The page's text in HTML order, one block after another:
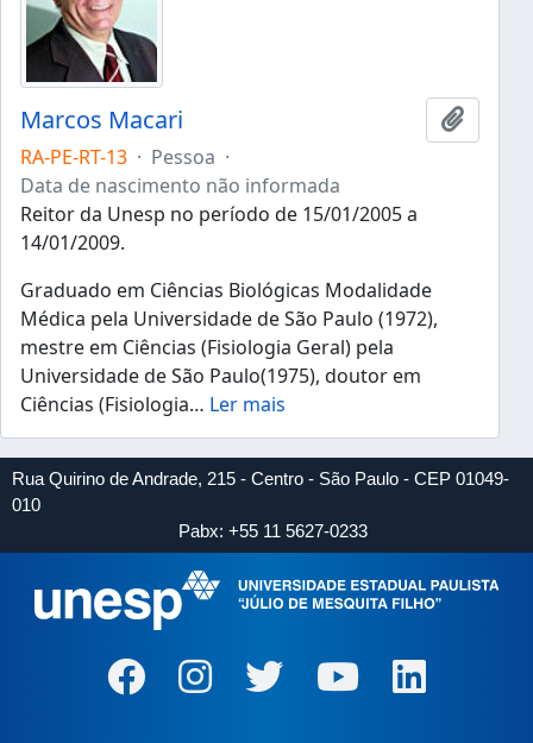
Marcos Macari
RA-PE-RT-13 · Pessoa ·
Data de nascimento não informada
Reitor da Unesp no período de 15/01/2005 a
14/01/2009.
Graduado em Ciências Biológicas Modalidade
Médica pela Universidade de São Paulo (1972),
mestre em Ciências (Fisiologia Geral) pela
Universidade de São Paulo(1975), doutor em
Ciências (Fisiologia… Ler mais
Rua Quirino de Andrade, 215 - Centro - São Paulo - CEP 01049-
010
Pabx: +55 11 5627-0233